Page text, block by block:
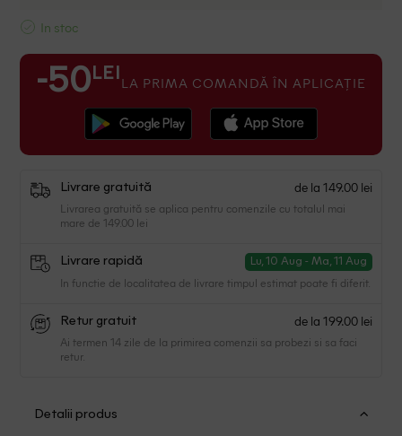
In stoc
-50 LEI LA PRIMA COMANDĂ ÎN APLICAȚIE
Livrare gratuită de la 149.00 lei
Livrarea gratuită se aplica pentru comenzile cu totalul mai
mare de 149.00 lei
Livrare rapidă Lu, 10 Aug - Ma, 11 Aug
In functie de localitatea de livrare timpul estimat poate fi diferit.
Retur gratuit de la 199.00 lei
Ai termen 14 zile de la primirea comenzii sa probezi si sa faci
retur.
Detalii produs